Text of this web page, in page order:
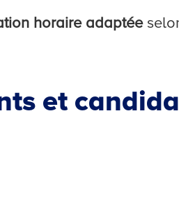
horaire adaptée
et